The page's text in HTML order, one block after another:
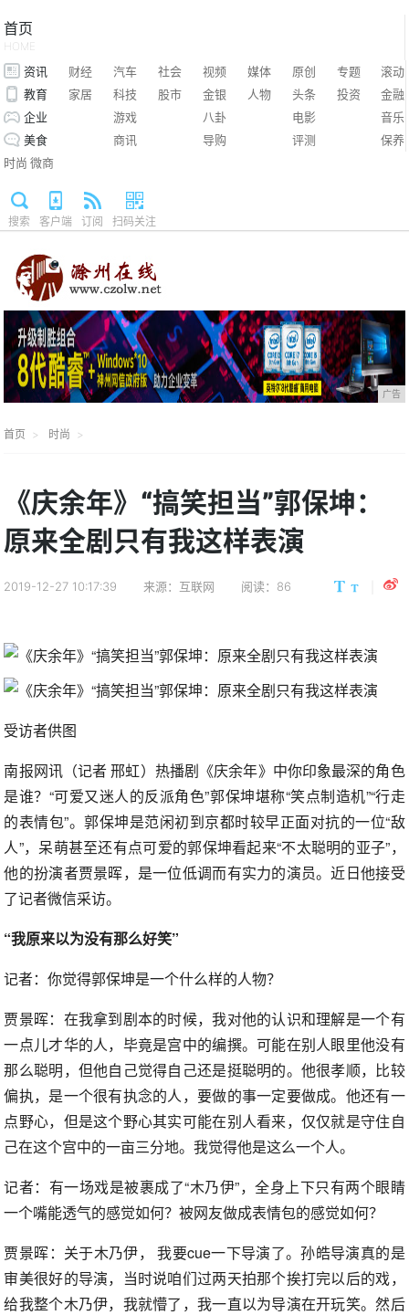
首页
HOME
资讯 财经 汽车 社会 视频 媒体 原创 专题
滚动
教育
家居 科技 股市 金银 人物 头条 投资
金融
企业
游戏 八卦 电影
音乐
美食
商讯 导购 评测
保养
时尚 微商
搜索 客户端 订阅 扫码关注
广告
首页 时尚
《庆余年》“搞笑担当”郭保坤：
原来全剧只有我这样表演
2019-12-27 10:17:39 来源：互联网 阅读：86
受访者供图
南报网讯（记者 邢虹）热播剧《庆余年》中你印象最深的角色
是谁？“可爱又迷人的反派角色”郭保坤堪称“笑点制造机”“行走
的表情包”。郭保坤是范闲初到京都时较早正面对抗的一位“敌
人”，呆萌甚至还有点可爱的郭保坤看起来“不太聪明的亚子”，
他的扮演者贾景晖，是一位低调而有实力的演员。近日他接受
了记者微信采访。
“我原来以为没有那么好笑”
记者：你觉得郭保坤是一个什么样的人物？
贾景晖：在我拿到剧本的时候，我对他的认识和理解是一个有
一点儿才华的人，毕竟是宫中的编撰。可能在别人眼里他没有
那么聪明，但他自己觉得自己还是挺聪明的。他很孝顺，比较
偏执，是一个很有执念的人，要做的事一定要做成。他还有一
点野心，但是这个野心其实可能在别人看来，仅仅就是守住自
己在这个宫中的一亩三分地。我觉得他是这么一个人。
记者：有一场戏是被裹成了“木乃伊”，全身上下只有两个眼睛
一个嘴能透气的感觉如何？被网友做成表情包的感觉如何？
贾景晖：关于木乃伊， 我要cue一下导演了。孙皓导演真的是
审美很好的导演，当时说咱们过两天拍那个挨打完以后的戏，
给我整个木乃伊，我就懵了，我一直以为导演在开玩笑。然后